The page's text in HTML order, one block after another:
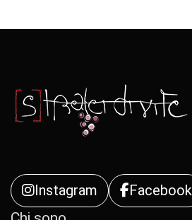
Instagram Facebook